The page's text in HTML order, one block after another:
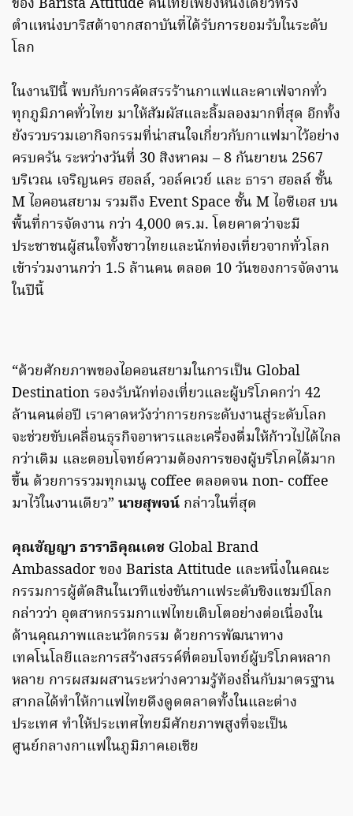
ของ Barista Attitude คนไทยเพียงหนึ่งเดียวที่รั้ง
ตำแหน่งบาริสต้าจากสถาบันที่ได้รับการยอมรับในระดับ
โลก
ในงานปีนี้ พบกับการคัดสรรร้านกาแฟและคาเฟ่จากทั่ว
ทุกภูมิภาคทั่วไทย มาให้สัมผัสและลิ้มลองมากที่สุด อีกทั้ง
ยังรวบรวมเอากิจกรรมที่น่าสนใจเกี่ยวกับกาแฟมาไว้อย่าง
ครบครัน ระหว่างวันที่ 30 สิงหาคม – 8 กันยายน 2567
บริเวณ เจริญนคร ฮอลล์, วอล์คเวย์ และ ธารา ฮอลล์ ชั้น
M ไอคอนสยาม รวมถึง Event Space ชั้น M ไอซีเอส บน
พื้นที่การจัดงาน กว่า 4,000 ตร.ม. โดยคาดว่าจะมี
ประชาชนผู้สนใจทั้งชาวไทยและนักท่องเที่ยวจากทั่วโลก
เข้าร่วมงานกว่า 1.5 ล้านคน ตลอด 10 วันของการจัดงาน
ในปีนี้
“ด้วยศักยภาพของไอคอนสยามในการเป็น Global
Destination รองรับนักท่องเที่ยวและผู้บริโภคกว่า 42
ล้านคนต่อปี เราคาดหวังว่าการยกระดับงานสู่ระดับโลก
จะช่วยขับเคลื่อนธุรกิจอาหารและเครื่องดื่มให้ก้าวไปได้ไกล
กว่าเดิม และตอบโจทย์ความต้องการของผู้บริโภคได้มาก
ขึ้น ด้วยการรวมทุกเมนู coffee ตลอดจน non- coffee
มาไว้ในงานเดียว” นายสุพจน์ กล่าวในที่สุด
คุณชัญญา ธาราธิคุณเดช Global Brand
Ambassador ของ Barista Attitude และหนึ่งในคณะ
กรรมการผู้ตัดสินในเวทีแข่งขันกาแฟระดับชิงแชมป์โลก
กล่าวว่า อุตสาหกรรมกาแฟไทยเติบโตอย่างต่อเนื่องใน
ด้านคุณภาพและนวัตกรรม ด้วยการพัฒนาทาง
เทคโนโลยีและการสร้างสรรค์ที่ตอบโจทย์ผู้บริโภคหลาก
หลาย การผสมผสานระหว่างความรู้ท้องถิ่นกับมาตรฐาน
สากลได้ทำให้กาแฟไทยดึงดูดตลาดทั้งในและต่าง
ประเทศ ทำให้ประเทศไทยมีศักยภาพสูงที่จะเป็น
ศูนย์กลางกาแฟในภูมิภาคเอเชีย